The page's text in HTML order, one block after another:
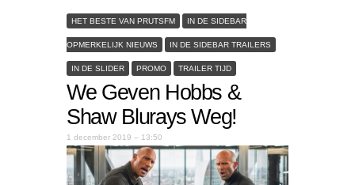
HET BESTE VAN PRUTSFM IN DE SIDEBAR
OPMERKELIJK NIEUWS IN DE SIDEBAR TRAILERS
IN DE SLIDER PROMO TRAILER TIJD
We Geven Hobbs &
Shaw Blurays Weg!
1 december 2019 – 13:50